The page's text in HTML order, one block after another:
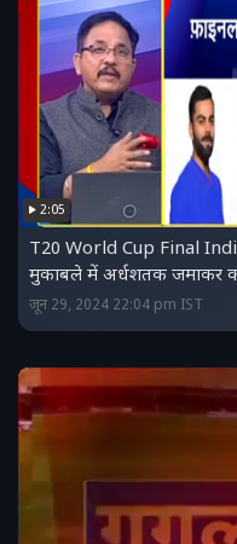
2:05
T20 World Cup Final
मुकाबले में अर्धशतक जमाकर
जून 29, 2024 22:04 pm IST